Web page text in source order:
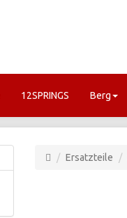
12SPRINGS Berg
Ersatzteile